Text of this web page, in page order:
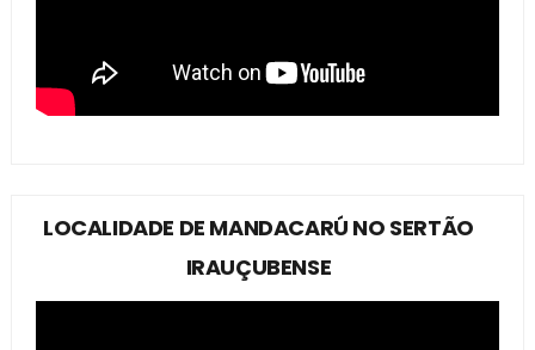
LOCALIDADE DE MANDACARÚ NO SERTÃO
IRAUÇUBENSE